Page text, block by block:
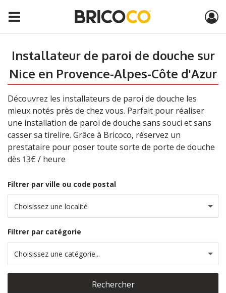
Installateur de paroi de douche sur
Nice en Provence-Alpes-Côte d'Azur
Découvrez les installateurs de paroi de douche les
mieux notés près de chez vous. Parfait pour réaliser
une installation de paroi de douche sans souci et sans
casser sa tirelire. Grâce à Bricoco, réservez un
prestataire pour poser toute sorte de porte de douche
dès 13€ / heure
Filtrer par ville ou code postal
Choisissez une localité
Filtrer par catégorie
Choisissez une catégorie...
Rechercher